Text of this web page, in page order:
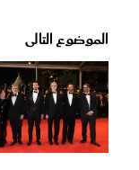
الموضوع التالى